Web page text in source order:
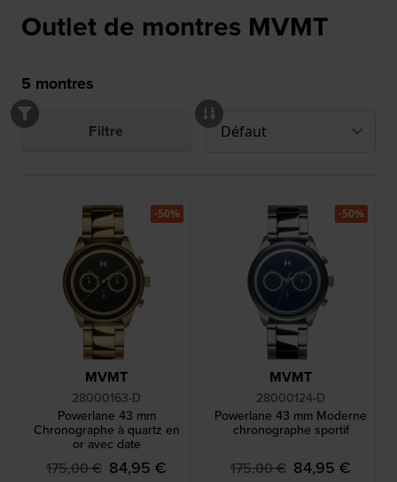
Outlet de montres MVMT
5 montres
Filtre
MVMT
28000163-D
Powerlane 43 mm
Chronographe à quartz en
or avec date
175,00 € 84,95 €
-50%
MVMT
28000124-D
Powerlane 43 mm Moderne
chronographe sportif
175,00 € 84,95 €
-50%